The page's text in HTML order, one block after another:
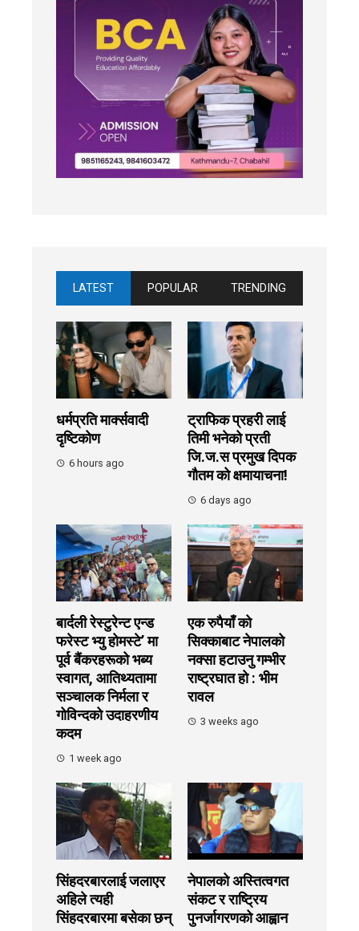
LATEST POPULAR TRENDING
धर्मप्रति मार्क्सवादी
दृष्टिकोण
6 hours ago
ट्राफिक प्रहरी लाई
तिमी भनेको प्रती
जि.ज.स प्रमुख दिपक
गौतम को क्षमायाचना!
6 days ago
बार्दली रेस्टुरेन्ट एन्ड
फरेस्ट भ्यु होमस्टे’ मा
पूर्व बैंकरहरूको भब्य
स्वागत, आतिथ्यतामा
सञ्चालक निर्मला र
गोविन्दको उदाहरणीय
कदम
1 week ago
एक रुपैयाँ को
सिक्काबाट नेपालको
नक्सा हटाउनु गम्भीर
राष्ट्रघात हो : भीम
रावल
3 weeks ago
सिंहदरबारलाई जलाएर
अहिले त्यही
सिंहदरबारमा बसेका छन्
नेपालको अस्तित्वगत
संकट र राष्ट्रिय
पुनर्जागरणको आह्वान